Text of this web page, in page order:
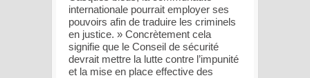
internationale pourrait employer ses
pouvoirs afin de traduire les criminels
en justice. » Concrètement cela
signifie que le Conseil de sécurité
devrait mettre la lutte contre l’impunité
et la mise en place effective des